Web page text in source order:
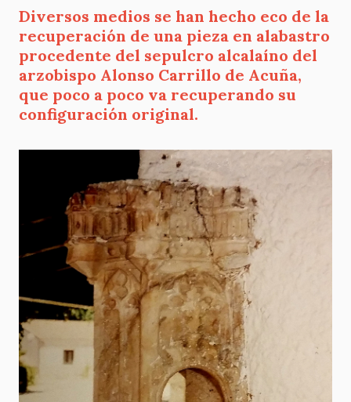
Diversos medios se han hecho eco de la
recuperación de una pieza en alabastro
procedente del sepulcro alcalaíno del
arzobispo Alonso Carrillo de Acuña,
que poco a poco va recuperando su
configuración original.